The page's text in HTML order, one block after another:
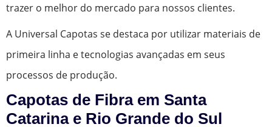
trazer o melhor do mercado para nossos clientes.
A Universal Capotas se destaca por utilizar materiais de
primeira linha e tecnologias avançadas em seus
processos de produção.
Capotas de Fibra em Santa
Catarina e Rio Grande do Sul